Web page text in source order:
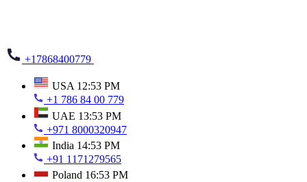
+17868400779
USA 12:53 PM
+1 786 84 00 779
UAE 13:53 PM
+971 8000320947
India 14:53 PM
+91 1171279565
Poland 16:53 PM